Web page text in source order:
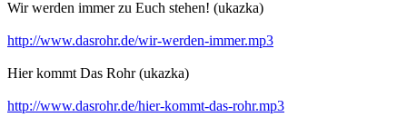
Wir werden immer zu Euch stehen! (ukazka)
http://www.dasrohr.de/wir-werden-immer.mp3
Hier kommt Das Rohr (ukazka)
http://www.dasrohr.de/hier-kommt-das-rohr.mp3